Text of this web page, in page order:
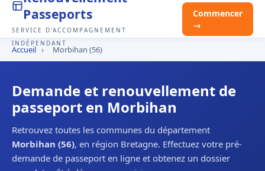
Passeports
SERVICE D'ACCOMPAGNEMENT
INDÉPENDANT
Commencer
→
Accueil › Morbihan (56)
Demande et renouvellement de
passeport en Morbihan
Retrouvez toutes les communes du département
Morbihan (56), en région Bretagne. Effectuez votre pré-
demande de passeport en ligne et obtenez un dossier